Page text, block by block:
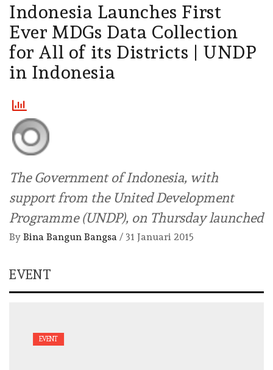
Indonesia Launches First
Ever MDGs Data Collection
for All of its Districts | UNDP
in Indonesia
The Government of Indonesia, with
support from the United Development
Programme (UNDP), on Thursday launched
By Bina Bangun Bangsa / 31 Januari 2015
EVENT
EVENT